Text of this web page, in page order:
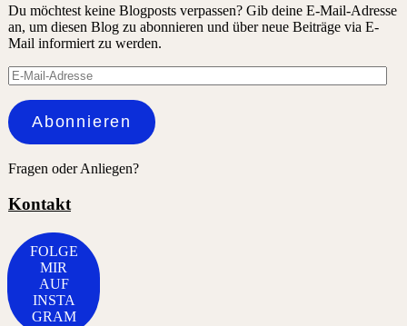
Du möchtest keine Blogposts verpassen? Gib deine E-Mail-Adresse
an, um diesen Blog zu abonnieren und über neue Beiträge via E-
Mail informiert zu werden.
E-
Mail-
Adresse
Abonnieren
Fragen oder Anliegen?
Kontakt
FOLGE
MIR
AUF
INSTA
GRAM